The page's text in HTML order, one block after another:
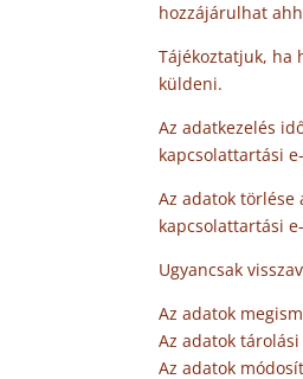
hozzájárulhat
Tájékoztatjuk, ha
küldeni.
Az adatkezelés
kapcsolattartási
Az adatok törlése
kapcsolattartási
Ugyancsak
Az adatok
Az adatok
Az adatok